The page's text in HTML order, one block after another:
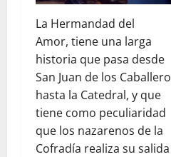
La Hermandad del
Amor, tiene una larga
historia que pasa desde
San Juan de los
hasta la Catedral, y que
tiene como peculiaridad
que los nazarenos de la
Cofradía realiza su salida